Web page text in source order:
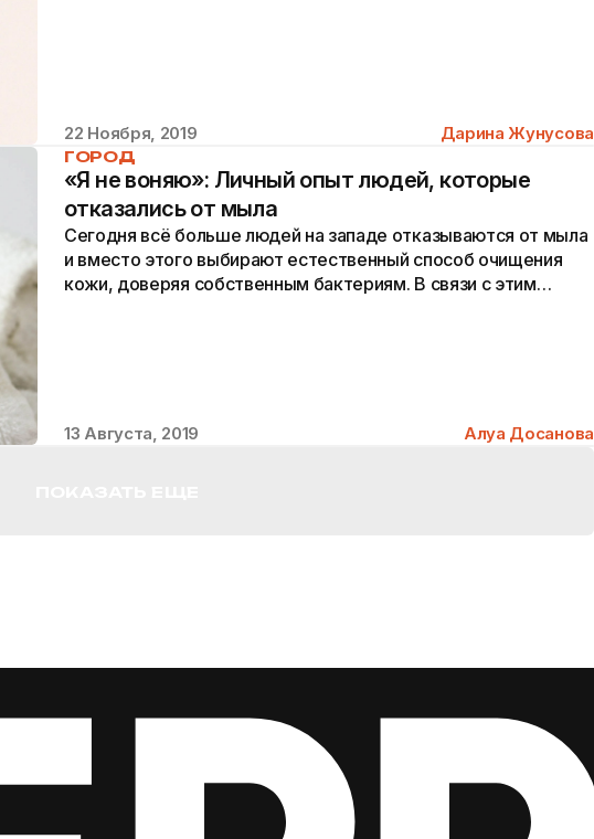
22 Ноября, 2019 Дарина Жунусова
ГОРОД
«Я не воняю»: Личный опыт людей, которые
отказались от мыла
Сегодня всё больше людей на западе отказываются от мыла
и вместо этого выбирают естественный способ очищения
кожи, доверяя собственным бактериям. В связи с этим
13 Августа, 2019 Алуа Досанова